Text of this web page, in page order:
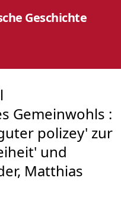
Geschichte
Gemeinwohls :
polizey' zur
und
Matthias